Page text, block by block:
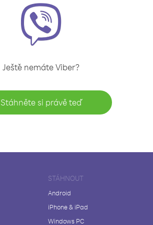
Ještě nemáte Viber?
Stáhněte si právě teď
STÁHNOUT
Android
iPhone & iPad
Windows PC